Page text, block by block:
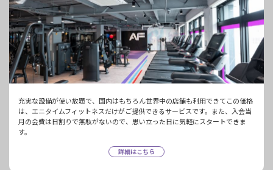
充実な設備が使い放題で、国内はもちろん世界中の店舗も利用できてこの価格
は、エニタイムフィットネスだけがご提供できるサービスです。また、入会当
月の会費は日割りで無駄がないので、思い立った日に気軽にスタートできま
す。
詳細はこちら